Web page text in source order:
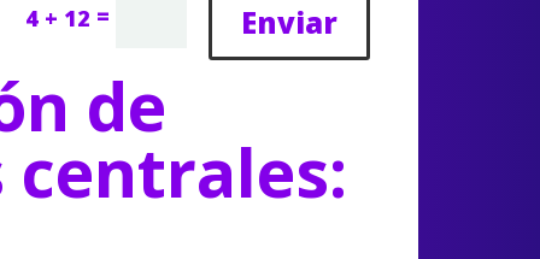
4 + 12 = Enviar
de